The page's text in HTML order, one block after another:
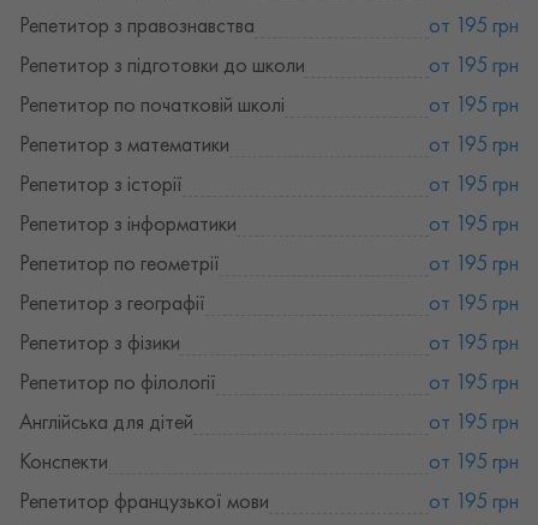
Репетитор з правознавства
от 195 грн
Репетитор з підготовки до школи
от 195 грн
Репетитор по початковій школі
от 195 грн
Репетитор з математики
от 195 грн
Репетитор з історії
от 195 грн
Репетитор з інформатики
от 195 грн
Репетитор по геометрії
от 195 грн
Репетитор з географії
от 195 грн
Репетитор з фізики
от 195 грн
Репетитор по філології
от 195 грн
Англійська для дітей
от 195 грн
Конспекти
от 195 грн
Репетитор французької мови
от 195 грн